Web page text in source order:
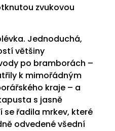
zvukovou
Jednoduchá,
většiny
po bramborách –
k mimořádným
kraje – a
s jasně
se řadila mrkev, které
odvedené všední